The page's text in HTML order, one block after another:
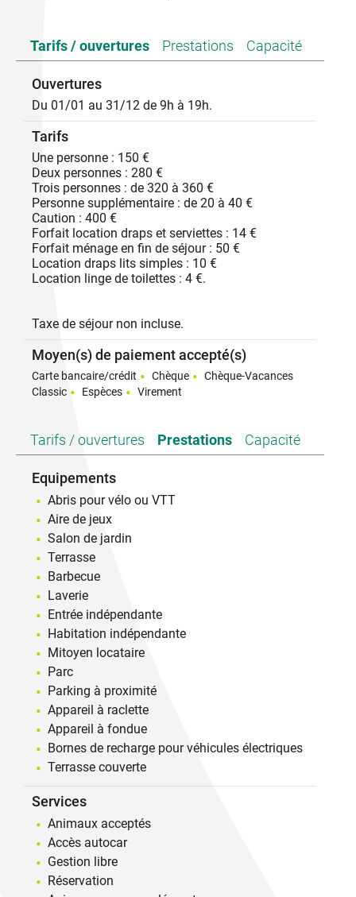
Tarifs / ouvertures Prestations Capacité
Ouvertures
Du 01/01 au 31/12 de 9h à 19h.
Tarifs
Une personne : 150 €
Deux personnes : 280 €
Trois personnes : de 320 à 360 €
Personne supplémentaire : de 20 à 40 €
Caution : 400 €
Forfait location draps et serviettes : 14 €
Forfait ménage en fin de séjour : 50 €
Location draps lits simples : 10 €
Location linge de toilettes : 4 €.
Taxe de séjour non incluse.
Moyen(s) de paiement accepté(s)
Carte bancaire/crédit Chèque
Chèque-Vacances
Classic
Espèces Virement
Tarifs / ouvertures Prestations Capacité
Equipements
Abris pour vélo ou VTT
Aire de jeux
Salon de jardin
Terrasse
Barbecue
Laverie
Entrée indépendante
Habitation indépendante
Mitoyen locataire
Parc
Parking à proximité
Appareil à raclette
Appareil à fondue
Bornes de recharge pour véhicules électriques
Terrasse couverte
Services
Animaux acceptés
Accès autocar
Gestion libre
Réservation